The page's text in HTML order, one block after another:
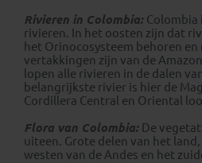
Rivieren in Colombia: Colombia
rivieren. In het oosten zijn dat
het Orinocosysteem behoren en
vertakkingen zijn van de
lopen alle rivieren in de dalen
belangrijkste rivier is hier de
Cordillera Central en Oriental
Flora van Colombia: De
uiteen. Grote delen van het
westen van de Andes en het